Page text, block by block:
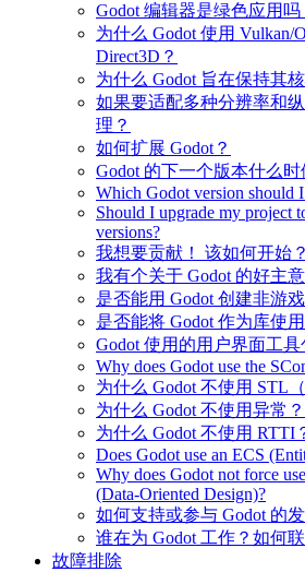
Godot 编辑器是绿色应用吗
为什么 Godot 使用 Vulkan/
Direct3D？
为什么 Godot 旨在保持其
如果要适配多种分辨率和
理？
如何扩展 Godot？
Godot 的下一个版本什么时
Which Godot version should
Should I upgrade my project
versions?
我想要贡献！ 该如何开始？
我有个关于 Godot 的好主
是否能用 Godot 创建非游
是否能将 Godot 作为库使用
Godot 使用的用户界面工具
Why does Godot use the
为什么 Godot 不使用 STL
为什么 Godot 不使用异常？
为什么 Godot 不使用 RTTI
Does Godot use an ECS
Why does Godot not force
(Data-Oriented Design)?
如何支持或参与 Godot 的
谁在为 Godot 工作？如何
故障排除